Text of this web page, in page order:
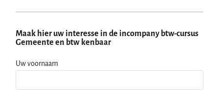
Maak hier uw interesse in de incompany btw-cursus
Gemeente en btw kenbaar
Uw voornaam